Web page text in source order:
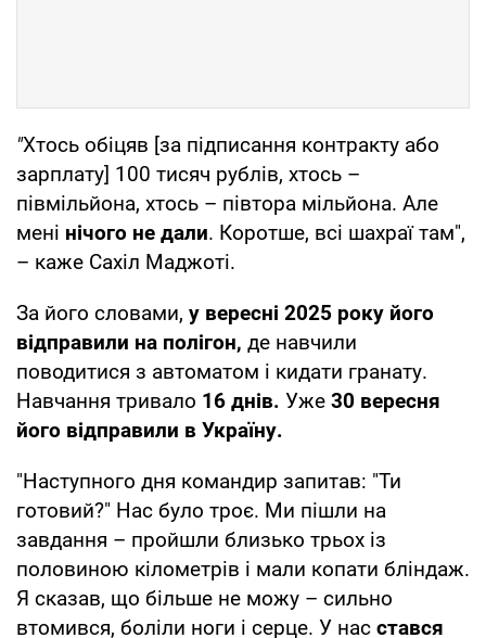
"Хтось обіцяв [за підписання контракту або
зарплату] 100 тисяч рублів, хтось –
півмільйона, хтось – півтора мільйона. Але
мені нічого не дали. Коротше, всі шахраї там",
– каже Сахіл Маджоті.
За його словами, у вересні 2025 року його
відправили на полігон, де навчили
поводитися з автоматом і кидати гранату.
Навчання тривало 16 днів. Уже 30 вересня
його відправили в Україну.
"Наступного дня командир запитав: "Ти
готовий?" Нас було троє. Ми пішли на
завдання – пройшли близько трьох із
половиною кілометрів і мали копати бліндаж.
Я сказав, що більше не можу – сильно
втомився, боліли ноги і серце. У нас стався